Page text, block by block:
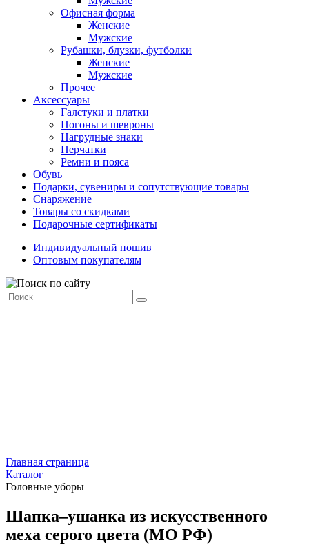
Офисная форма
Женские
Мужские
Рубашки, блузки, футболки
Женские
Мужские
Прочее
Аксессуары
Галстуки и платки
Погоны и шевроны
Нагрудные знаки
Перчатки
Ремни и пояса
Обувь
Подарки, сувениры и сопутствующие товары
Снаряжение
Товары со скидками
Подарочные сертификаты
Индивидуальный пошив
Оптовым покупателям
Главная страница
Каталог
Головные уборы
Шапка–ушанка из искусственного
меха серого цвета (МО РФ)